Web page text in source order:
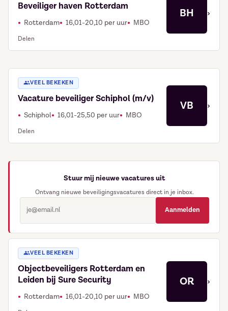
Beveiliger haven Rotterdam
Rotterdam 16,01-20,10 per uur MBO
Delen
BH ›
VEEL BEKEKEN
Vacature beveiliger Schiphol (m/v)
Schiphol 16,01-25,50 per uur MBO
Delen
VB ›
Stuur mij nieuwe vacatures uit
Ontvang nieuwe beveiligingsvacatures direct in je inbox.
Aanmelden
VEEL BEKEKEN
Objectbeveiligers Rotterdam en
Leiden bij Sure Security
Rotterdam 16,01-20,10 per uur MBO
OR ›